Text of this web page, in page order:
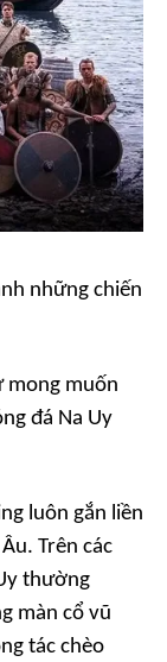
những chiến
mong muốn
đá Na Uy
luôn gắn liền
Trên các
thường
màn cổ vũ
tác chèo